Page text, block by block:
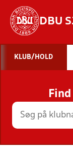
DBU
KLUB/HOLD